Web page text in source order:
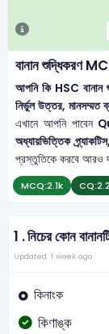
বানান
আপনি কি HSC বানান
নির্ভুল উত্তর, মানসম্মত
এখানে আপনি পাবেন
অধ্যায়ভিত্তিক
প্রস্তুতিকে করবে আরও
MCQ:2.1k CQ:
1 .নিচের কোন
Updated: 1 week ago
কিনাংক
কিণাঙ্ক